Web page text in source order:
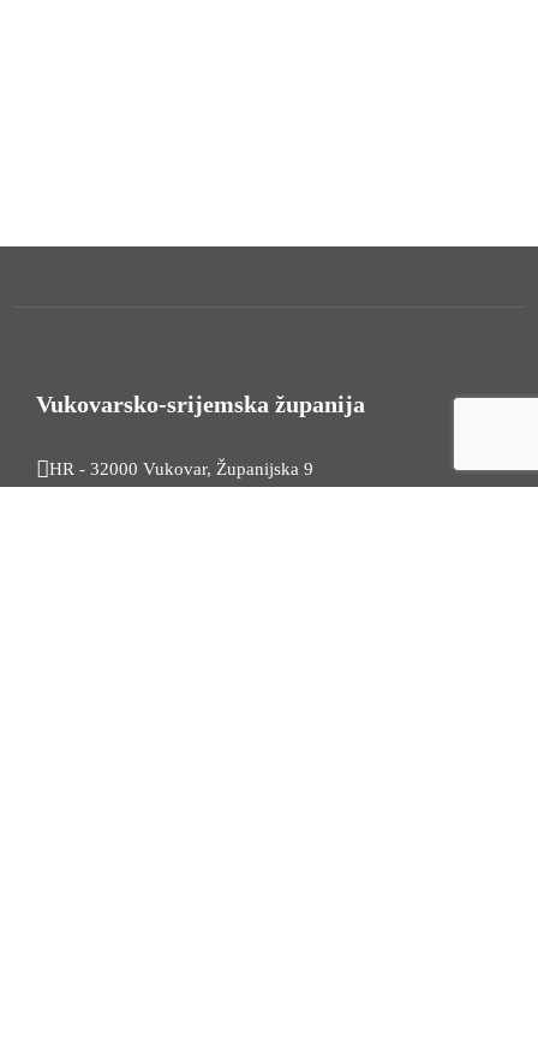
Vukovarsko-srijemska županija
HR - 32000 Vukovar, Županijska 9